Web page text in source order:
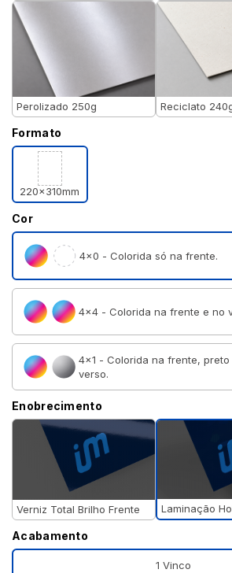
Perolizado 250g Reciclato
Formato
220x310mm
Cor
4×0 - Colorida só na frente.
4×4 - Colorida na frente e no
4×1 - Colorida na frente,
verso.
Enobrecimento
Verniz Total Brilho Frente Laminação
Acabamento
1 Vinco